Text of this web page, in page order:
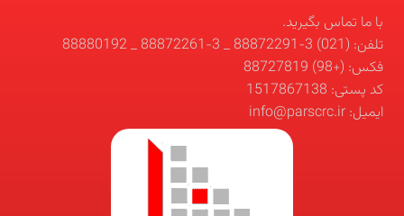
با ما تماس بگیرید.
تلفن: (021) 3-88872291 _ 3-88872261 _ 88880192
فکس: (+98) 88727819
کد پستی: 1517867138
ایمیل: info@parscrc.ir